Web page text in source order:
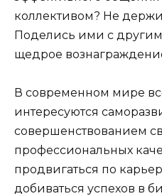
коллективом? Не
Поделись ими с
щедрое
В современном мире
интересуются
совершенствованием
профессиональных
продвигаться по
добиваться успехов в